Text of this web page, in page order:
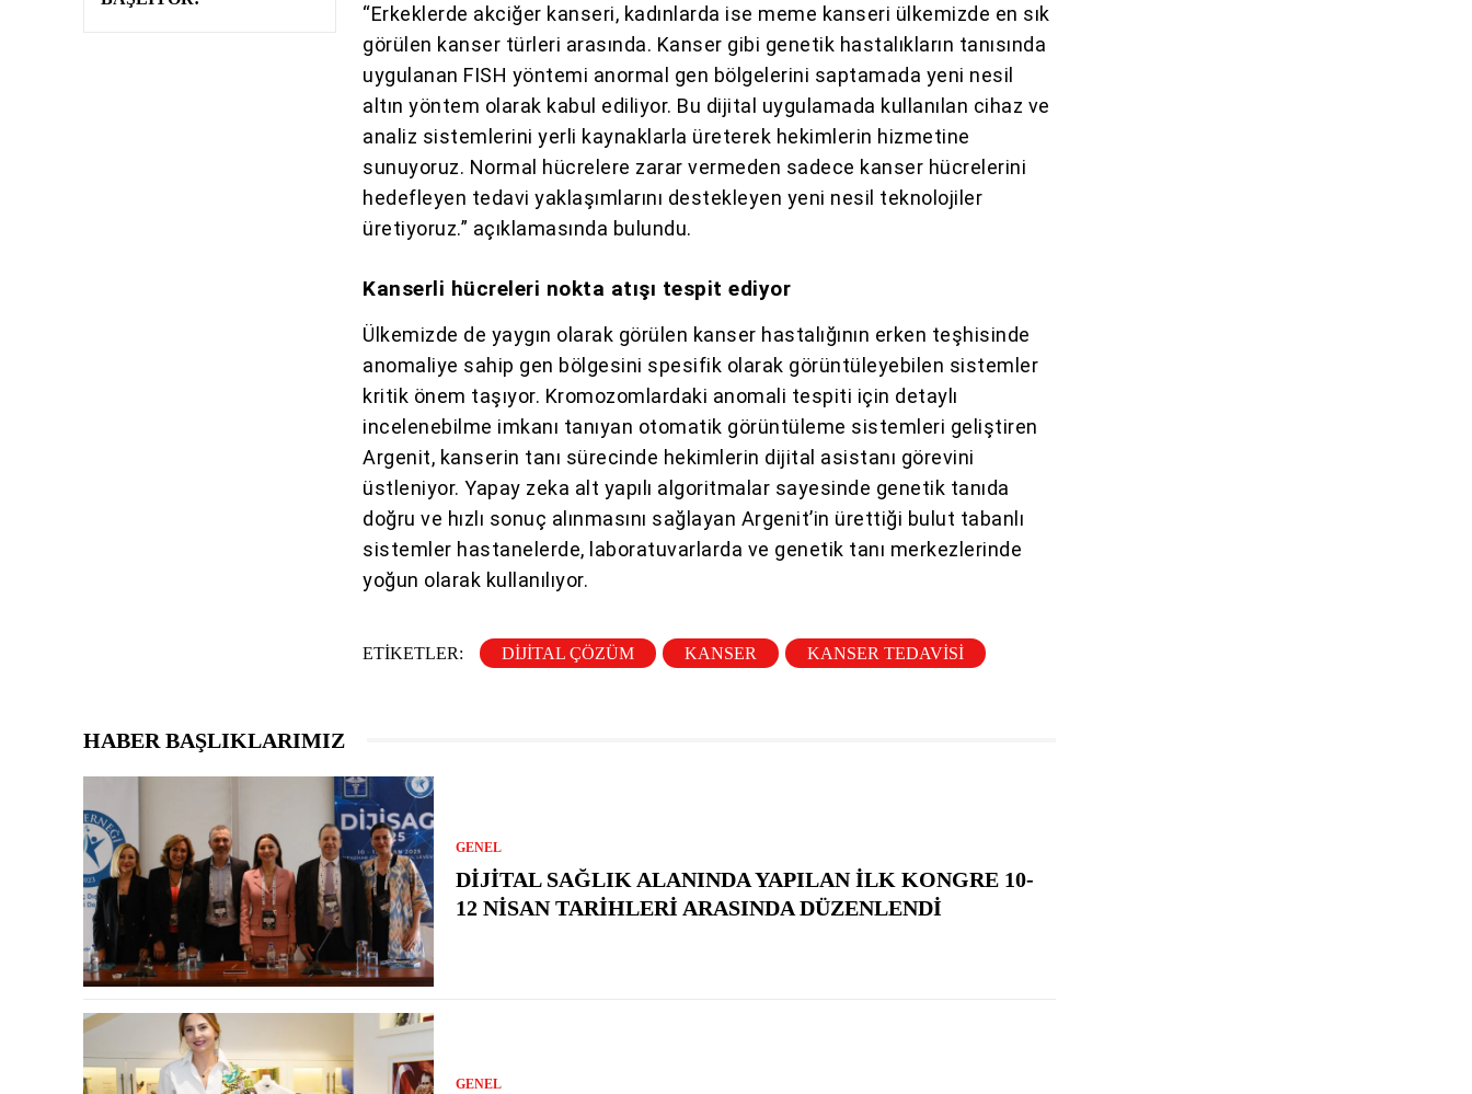
“Erkeklerde akciğer kanseri, kadınlarda ise meme kanseri ülkemizde en sık
görülen kanser türleri arasında. Kanser gibi genetik hastalıkların tanısında
uygulanan FISH yöntemi anormal gen bölgelerini saptamada yeni nesil
altın yöntem olarak kabul ediliyor. Bu dijital uygulamada kullanılan cihaz ve
analiz sistemlerini yerli kaynaklarla üreterek hekimlerin hizmetine
sunuyoruz. Normal hücrelere zarar vermeden sadece kanser hücrelerini
hedefleyen tedavi yaklaşımlarını destekleyen yeni nesil teknolojiler
üretiyoruz.” açıklamasında bulundu.
Kanserli hücreleri nokta atışı tespit ediyor
Ülkemizde de yaygın olarak görülen kanser hastalığının erken teşhisinde
anomaliye sahip gen bölgesini spesifik olarak görüntüleyebilen sistemler
kritik önem taşıyor. Kromozomlardaki anomali tespiti için detaylı
incelenebilme imkanı tanıyan otomatik görüntüleme sistemleri geliştiren
Argenit, kanserin tanı sürecinde hekimlerin dijital asistanı görevini
üstleniyor. Yapay zeka alt yapılı algoritmalar sayesinde genetik tanıda
doğru ve hızlı sonuç alınmasını sağlayan Argenit’in ürettiği bulut tabanlı
sistemler hastanelerde, laboratuvarlarda ve genetik tanı merkezlerinde
yoğun olarak kullanılıyor.
ETIKETLER: DIJITAL ÇÖZÜM KANSER KANSER TEDAVISI
HABER BAŞLIKLARIMIZ
GENEL
DIJITAL SAĞLIK ALANINDA YAPILAN İLK KONGRE 10-
12 NISAN TARIHLERI ARASINDA DÜZENLENDI
GENEL